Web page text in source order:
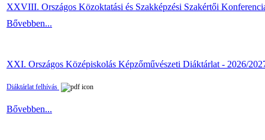
XXVIII. Országos Közoktatási és Szakképzési Szakértői
Bővebben...
XXI. Országos Középiskolás Képzőművészeti Diáktárlat - 2026/
Diáktárlat felhívás
Bővebben...